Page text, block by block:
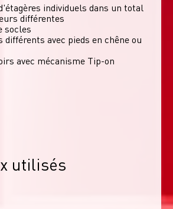
individuels dans un total
différentes
socles
différents avec pieds en chêne ou
avec mécanisme Tip-on
utilisés